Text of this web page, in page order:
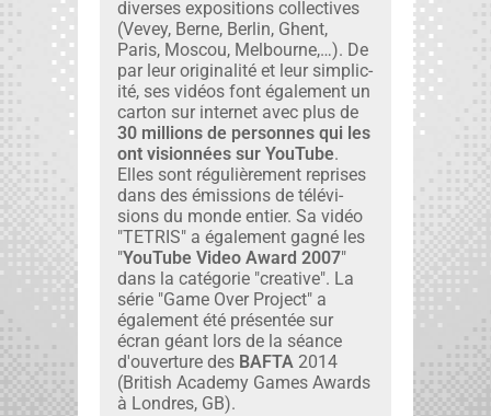
divers­es expo­si­tions col­lec­tives
(Vevey, Berne, Berlin, Ghent,
Paris, Moscou, Mel­bourne,…). De
par leur orig­i­nal­ité et leur sim­plic­
ité, ses vidéos font égale­ment un
car­ton sur inter­net avec plus de
30 mil­lions de per­son­nes qui les
ont vision­nées sur YouTube.
Elles sont régulière­ment repris­es
dans des émis­sions de télévi­
sions du monde entier. Sa vidéo
"TETRIS" a égale­ment gag­né les
"YouTube Video Award 2007"
dans la caté­gorie "cre­ative". La
série "Game Over Project" a
égale­ment été présen­tée sur
écran géant lors de la séance
d'ouverture des BAFTA2014
(British Acad­e­my Games Awards
à Lon­dres, GB).